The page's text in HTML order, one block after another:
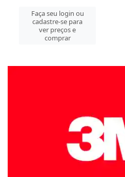
Faça seu login ou
cadastre-se para
ver preços e
comprar